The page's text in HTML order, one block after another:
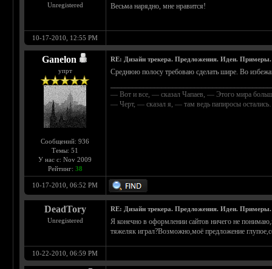
Unregistered Весьма нарядно, мне нравится!
10-17-2010, 12:55 PM
Ganelon
упрт
Сообщений: 936
Темы: 51
У нас с: Nov 2009
Рейтинг: 38
RE: Дизайн трекера. Предложения. Идеи. Примеры.
Среднюю полосу требоваю сделать шире. Во
— Вот и все, — сказал Чапаев, — Этого мира
— Черт, — сказал я, — там ведь папиросы
10-17-2010, 06:52 PM
DeadTory
Unregistered
RE: Дизайн трекера. Предложения. Идеи. Примеры.
Я конечно в оформлении сайтов ничего не
тяжеляк играл?Возможно,моё предложение
10-22-2010, 06:59 PM